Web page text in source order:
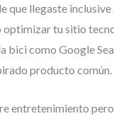
que llegaste
optimizar tu sitio
como Google
producto común.
entretenimiento